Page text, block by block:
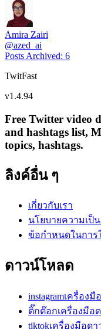
Amira Zairi
@azed_ai
Posts Archived: 6
TwitFast
v1.4.94
Free Twitter video
and hashtags list,
topics, hashtags.
ลิงค์อื่น ๆ
เกี่ยวกับเรา
นโยบายความเป็
ข้อกำหนดในการ
ดาวน์โหลด
instagramเครื่อง
ติ๊กต๊อกเครื่องมือ
tiktokเครื่องมือด